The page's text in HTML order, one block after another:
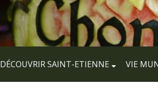
DÉCOUVRIR SAINT-ETIENNE VIE